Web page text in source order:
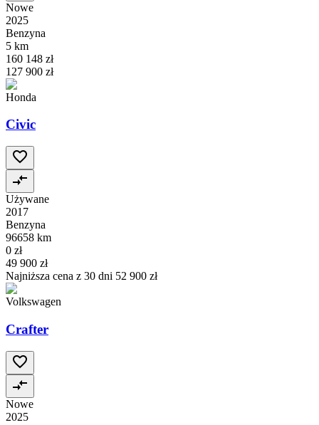
Nowe
2025
Benzyna
5 km
160 148 zł
127 900 zł
Honda
Civic
Używane
2017
Benzyna
96658 km
0 zł
49 900 zł
Najniższa cena z 30 dni 52 900 zł
Volkswagen
Crafter
Nowe
2025